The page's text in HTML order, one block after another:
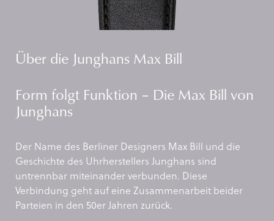
Über die Junghans Max Bill
Form folgt Funktion – Die Max Bill von
Junghans
Der Name des Berliner Designers Max Bill und die
Geschichte des Uhrherstellers Junghans sind
untrennbar miteinander verbunden. Diese
Verbindung geht auf eine Zusammenarbeit beider
Parteien in den 50er Jahren zurück.